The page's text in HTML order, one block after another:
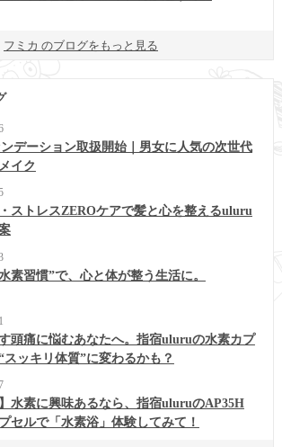
フミカ のブログをもっと見る
デーション取扱開始｜男女に人気の次世代
イク
ストレスZEROケアで髪と心を整えるuluru
素習慣”で、心と体が整う生活に。
頭痛に悩むあなたへ。指宿uluruの水素カプ
スッキリ体質”に変わるかも？
】水素に興味あるなら、指宿uluruのAP35H
セルで「水素浴」体験してみて！